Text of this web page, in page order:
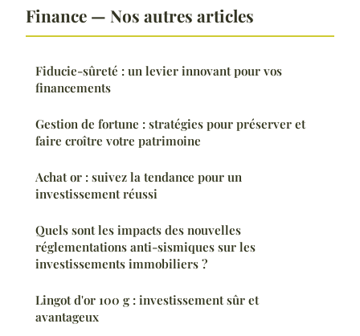
Finance — Nos autres articles
Fiducie-sûreté : un levier innovant pour vos
financements
Gestion de fortune : stratégies pour préserver et
faire croître votre patrimoine
Achat or : suivez la tendance pour un
investissement réussi
Quels sont les impacts des nouvelles
réglementations anti-sismiques sur les
investissements immobiliers ?
Lingot d'or 100 g : investissement sûr et
avantageux